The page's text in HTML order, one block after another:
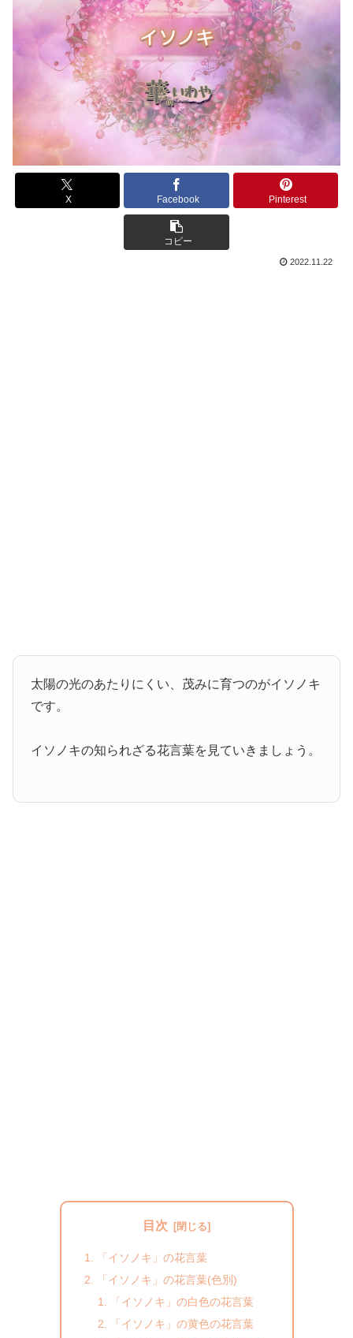
X Facebook Pinterest
コピー
2022.11.22
太陽の光のあたりにくい、茂みに育つのがイソノキ
です。
イソノキの知られざる花言葉を見ていきましょう。
目次
「イソノキ」の花言葉
「イソノキ」の花言葉(色別)
「イソノキ」の白色の花言葉
「イソノキ」の黄色の花言葉